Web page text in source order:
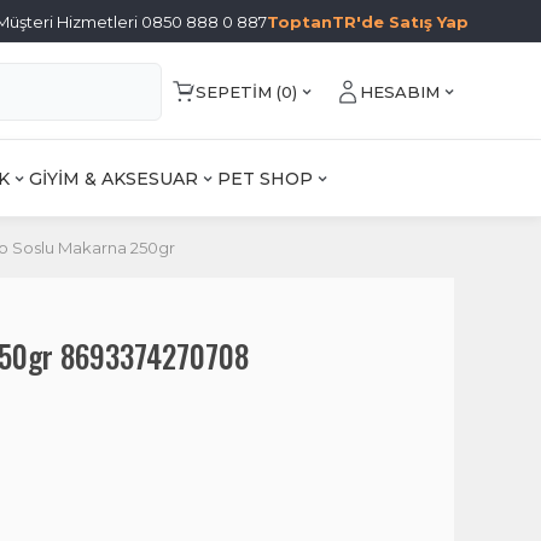
Hizmetleri 0850 888 0 887ToptanTR'de Satış Yap
SEPETIM (0) HESABIM
GİYİM & AKSESUAR PET SHOP
Soslu Makarna 250gr
8693374270708